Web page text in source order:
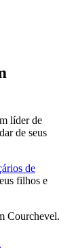
líder de
de seus
de
filhos e
Courchevel.